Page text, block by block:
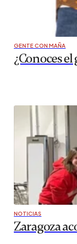
GENTE CON MAÑA
¿Conoces
NOTICIAS
Zaragoza